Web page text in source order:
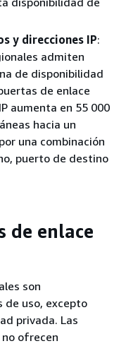
y direcciones IP:
admiten
de disponibilidad
de enlace
aumenta en 55 000
hacia un
una combinación
puerto de destino
de enlace
son
de uso, excepto
privada. Las
ofrecen